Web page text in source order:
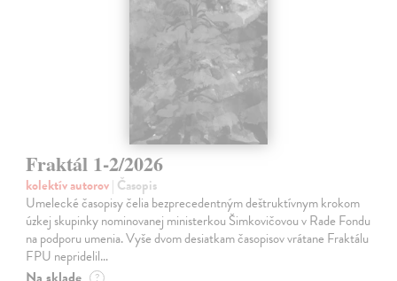
Fraktál 1-2/2026
kolektív autorov| Časopis
Umelecké časopisy čelia bezprecedentným deštruktívnym krokom
úzkej skupinky nominovanej ministerkou Šimkovičovou v Rade Fondu
na podporu umenia. Vyše dvom desiatkam časopisov vrátane Fraktálu
FPU nepridelil…
?